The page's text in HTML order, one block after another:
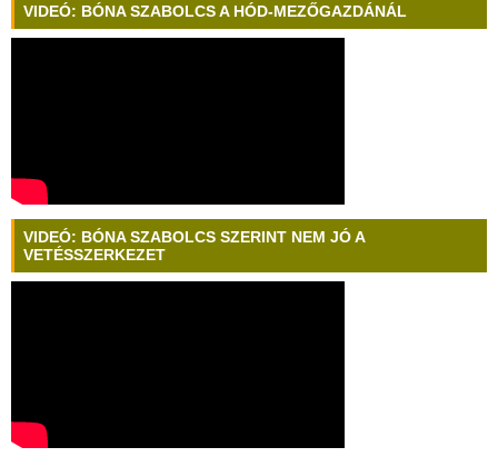
VIDEÓ: BÓNA SZABOLCS A HÓD-MEZŐGAZDÁNÁL
VIDEÓ: BÓNA SZABOLCS SZERINT NEM JÓ A
VETÉSSZERKEZET